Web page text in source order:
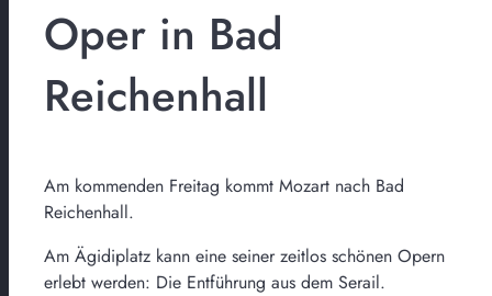
Oper in Bad
Reichenhall
Am kommenden Freitag kommt Mozart nach Bad
Reichenhall.
Am Ägidiplatz kann eine seiner zeitlos schönen Opern
erlebt werden: Die Entführung aus dem Serail.